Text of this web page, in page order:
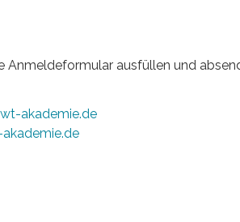
Anmeldeformular ausfüllen und
akademie.de